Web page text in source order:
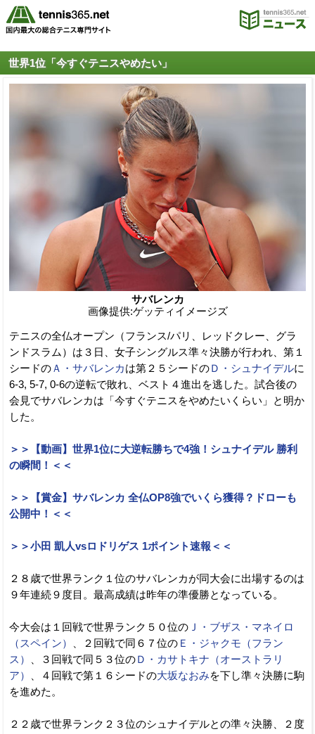
世界1位「今すぐテニスやめたい」
サバレンカ
画像提供:ゲッティイメージズ
テニスの全仏オープン（フランス/パリ、レッドクレー、グラ
ンドスラム）は３日、女子シングルス準々決勝が行われ、第１
シードのＡ・サバレンカは第２５シードのＤ・シュナイデルに
6-3, 5-7, 0-6の逆転で敗れ、ベスト４進出を逃した。試合後の
会見でサバレンカは「今すぐテニスをやめたいくらい」と明か
した。
＞＞【動画】世界1位に大逆転勝ちで4強！シュナイデル 勝利
の瞬間！＜＜
＞＞【賞金】サバレンカ 全仏OP8強でいくら獲得？ドローも
公開中！＜＜
＞＞小田 凱人vsロドリゲス 1ポイント速報＜＜
２８歳で世界ランク１位のサバレンカが同大会に出場するのは
９年連続９度目。最高成績は昨年の準優勝となっている。
今大会は１回戦で世界ランク５０位の Ｊ・ブザス・マネイロ
（スペイン）
、２回戦で同６７位の Ｅ・ジャクモ（フラン
ス）
、３回戦で同５３位のＤ・カサトキナ（オーストラリ
ア）
、４回戦で第１６シードの大坂なおみを下し準々決勝に駒
を進めた。
２２歳で世界ランク２３位のシュナイデルとの準々決勝、２度